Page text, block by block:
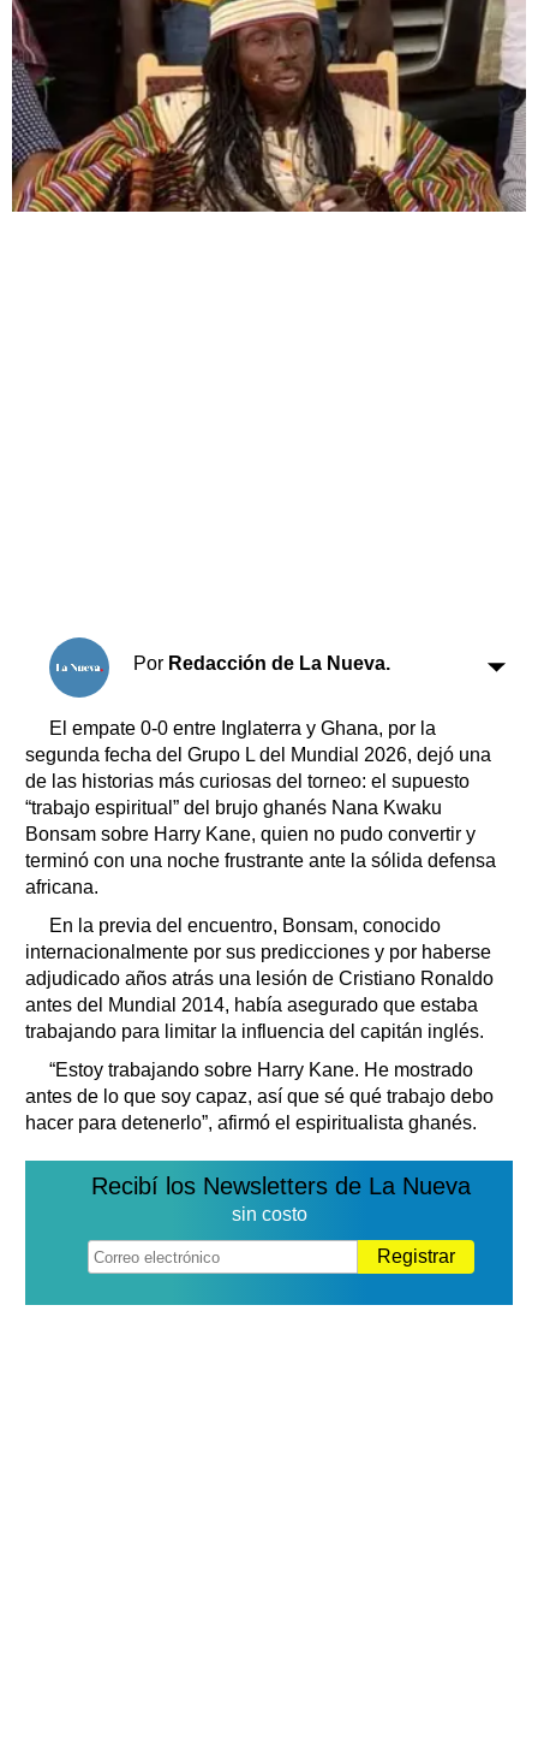
Salud
Es viral
El tiempo
Fúnebres
Clasificados
Horóscopo
Por Redacción de La Nueva.
El empate 0-0 entre Inglaterra y Ghana, por la
segunda fecha del Grupo L del Mundial 2026, dejó una
de las historias más curiosas del torneo: el supuesto
“trabajo espiritual” del brujo ghanés Nana Kwaku
Bonsam sobre Harry Kane, quien no pudo convertir y
terminó con una noche frustrante ante la sólida defensa
africana.
En la previa del encuentro, Bonsam, conocido
internacionalmente por sus predicciones y por haberse
adjudicado años atrás una lesión de Cristiano Ronaldo
antes del Mundial 2014, había asegurado que estaba
trabajando para limitar la influencia del capitán inglés.
“Estoy trabajando sobre Harry Kane. He mostrado
antes de lo que soy capaz, así que sé qué trabajo debo
hacer para detenerlo”, afirmó el espiritualista ghanés.
Recibí los Newsletters de La Nueva
sin costo
Registrar